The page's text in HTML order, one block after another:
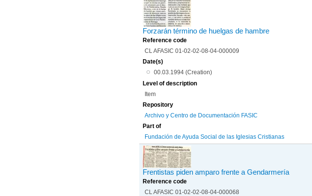
Forzarán término de huelgas de hambre
Reference code
CL AFASIC 01-02-02-08-04-000009
Date(s)
00.03.1994 (Creation)
Level of description
Item
Repository
Archivo y Centro de Documentación FASIC
Part of
Fundación de Ayuda Social de las Iglesias Cristianas
Frentistas piden amparo frente a Gendarmería
Reference code
CL AFASIC 01-02-02-08-04-000068